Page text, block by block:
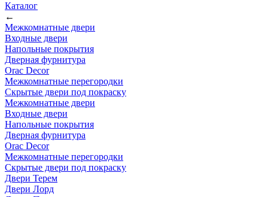
Каталог
←
Межкомнатные двери
Входные двери
Напольные покрытия
Дверная фурнитура
Orac Decor
Межкомнатные перегородки
Скрытые двери под покраскy
Межкомнатные двери
Входные двери
Напольные покрытия
Дверная фурнитура
Orac Decor
Межкомнатные перегородки
Скрытые двери под покраскy
Двери Терем
Двери Лорд